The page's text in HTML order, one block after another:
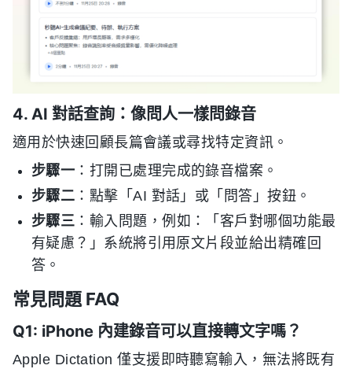
4. AI 對話查詢：像問人一樣問錄音
適用於快速回顧長篇會議或尋找特定資訊。
步驟一 ：打開已處理完成的錄音檔案。
步驟二 ：點擊「AI 對話」或「問答」按鈕。
步驟三 ：輸入問題，例如：「客戶對哪個功能最
有疑慮？」系統將引用原文片段並給出精確回
答。
常見問題 FAQ
Q1: iPhone 內建錄音可以直接轉文字嗎？
Apple Dictation 僅支援即時聽寫輸入，無法將既有